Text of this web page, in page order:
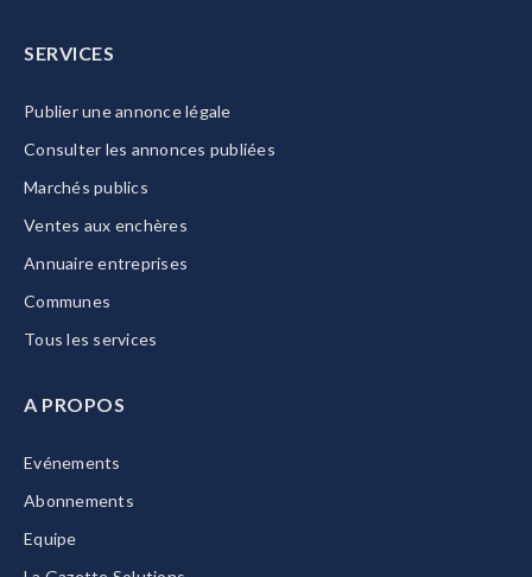
SERVICES
Publier une annonce légale
Consulter les annonces publiées
Marchés publics
Ventes aux enchères
Annuaire entreprises
Communes
Tous les services
A PROPOS
Evénements
Abonnements
Equipe